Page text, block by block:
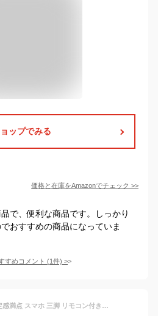
ップでみる
価格と在庫をAmazonでチェック >>
で、便利な商品です。しっかり
おすすめの商品になっていま
すめコメント (1件) >
自撮り棒 MACOO 安定感満点 スマホ 三脚 リモコン付き じどりぼう 360°回転 セルカ棒 iPhone Android対応 スマホスタンド カメラ 三脚/一脚兼用 コンパクト 110cm＆7段階伸縮 折りたたみ セルフィー/撮影録画/生放送/動画鑑賞に最適 敬老の日 プレゼント